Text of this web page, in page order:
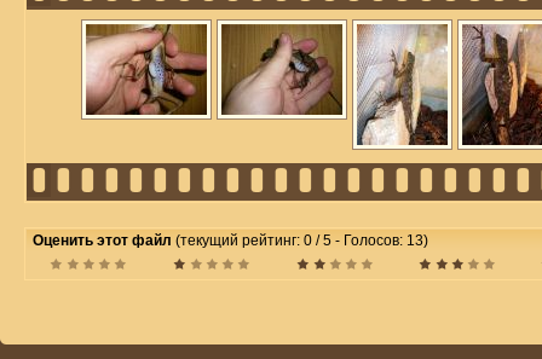
Оценить этот файл (текущий рейтинг: 0 / 5 - Голосов: 13)